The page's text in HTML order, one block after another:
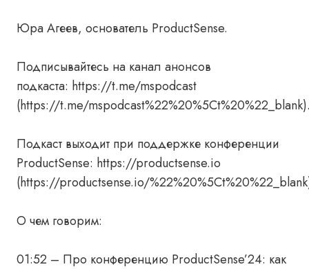
Юра Агеев, основатель ProductSense.
Подписывайтесь на канал анонсов
подкаста: https://t.me/mspodcast
(https://t.me/
Подкаст выходит при поддержке конференции
ProductSense: https://productsense.io
(https://productsense.io/
О чем говорим:
01:52 – Про конференцию ProductSense’24: как